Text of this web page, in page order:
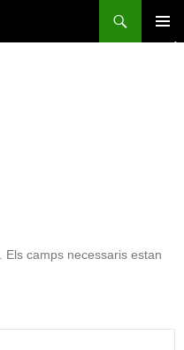
Els camps necessaris estan